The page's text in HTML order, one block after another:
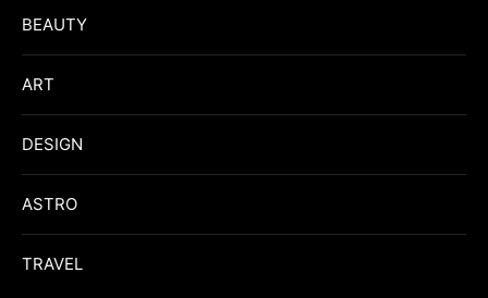
BEAUTY
ART
DESIGN
ASTRO
TRAVEL